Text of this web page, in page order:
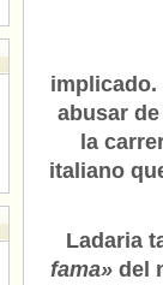
implicado.
abusar
la
italiano
Ladaria
fama» del